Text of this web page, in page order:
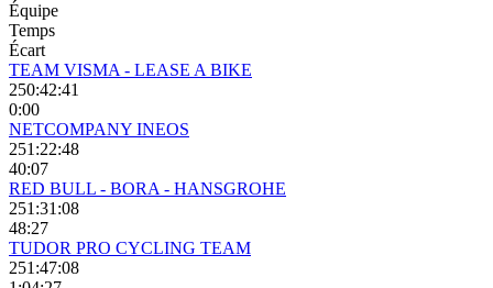
Équipe
Temps
Écart
TEAM VISMA - LEASE A BIKE
250:42:41
0:00
NETCOMPANY INEOS
251:22:48
40:07
RED BULL - BORA - HANSGROHE
251:31:08
48:27
TUDOR PRO CYCLING TEAM
251:47:08